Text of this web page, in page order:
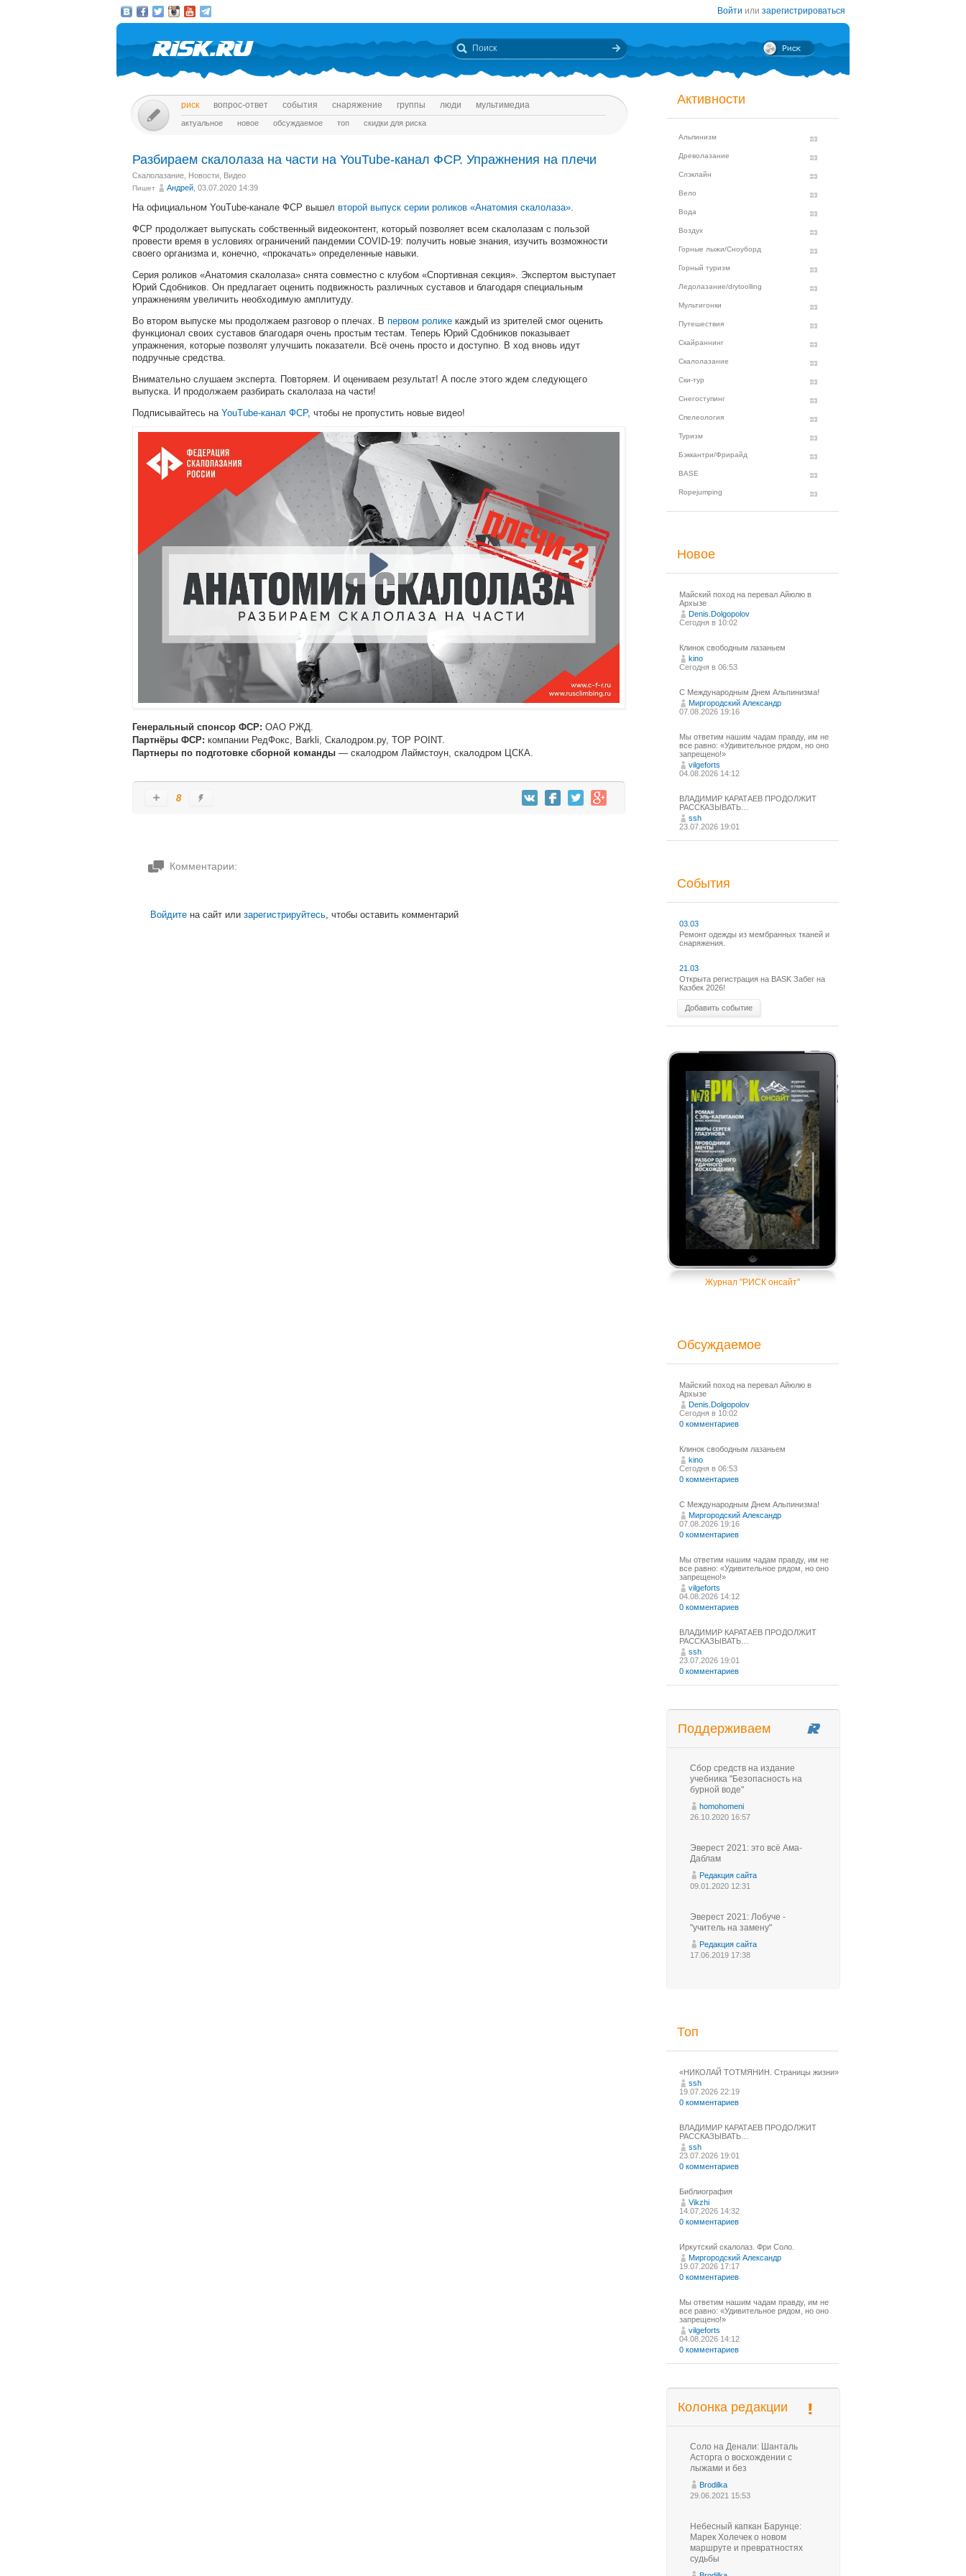
Войти или зарегистрироваться
риск вопрос-ответ события снаряжение группы люди мультимедиа
актуальное новое обсуждаемое топ скидки для риска
Разбираем скалолаза на части на YouTube-канал ФСР. Упражнения на плечи
Скалолазание Новости Видео
Пишет Андрей , 03.07.2020 14:39
На официальном YouTube-канале ФСР вышел второй выпуск серии роликов «Анатомия скалолаза».
ФСР продолжает выпускать собственный видеоконтент, который позволяет всем скалолазам с пользой
провести время в условиях ограничений пандемии COVID-19: получить новые знания, изучить возможности
своего организма и, конечно, «прокачать» определенные навыки.
Серия роликов «Анатомия скалолаза» снята совместно с клубом «Спортивная секция». Экспертом выступает
Юрий Сдобников. Он предлагает оценить подвижность различных суставов и благодаря специальным
упражнениям увеличить необходимую амплитуду.
Во втором выпуске мы продолжаем разговор о плечах. В первом ролике каждый из зрителей смог оценить
функционал своих суставов благодаря очень простым тестам. Теперь Юрий Сдобников показывает
упражнения, которые позволят улучшить показатели. Всё очень просто и доступно. В ход вновь идут
подручные средства.
Внимательно слушаем эксперта. Повторяем. И оцениваем результат! А после этого ждем следующего
выпуска. И продолжаем разбирать скалолаза на части!
Подписывайтесь на YouTube-канал ФСР, чтобы не пропустить новые видео!
Генеральный спонсор ФСР: ОАО РЖД.
Партнёры ФСР: компании РедФокс, Barkli, Скалодром.ру, TOP POINT.
Партнеры по подготовке сборной команды — скалодром Лаймстоун, скалодром ЦСКА.
8
Комментарии:
Войдите на сайт или зарегистрируйтесь , чтобы оставить комментарий
Активности
Альпинизм
Древолазание
Слэклайн
Вело
Вода
Воздух
Горные лыжи/Сноуборд
Горный туризм
Ледолазание/drytoolling
Мультигонки
Путешествия
Скайраннинг
Скалолазание
Ски-тур
Снегоступинг
Спелеология
Туризм
Бэккантри/Фрирайд
BASE
Ropejumping
Новое
Майский поход на перевал Айюлю в
Архызе
Denis.Dolgopolov
Сегодня в 10:02
Клинок свободным лазаньем
kino
Сегодня в 06:53
С Международным Днем Альпинизма!⁠
Миргородский Александр
07.08.2026 19:16
Мы ответим нашим чадам правду, им не
все равно: «Удивительное рядом, но оно
запрещено!»
vilgeforts
04.08.2026 14:12
ВЛАДИМИР КАРАТАЕВ ПРОДОЛЖИТ
РАССКАЗЫВАТЬ…
ssh
23.07.2026 19:01
События
03.03
Ремонт одежды из мембранных тканей и
снаряжения.
21.03
Открыта регистрация на BASK Забег на
Казбек 2026!
Добавить событие
Журнал "РИСК онсайт"
Обсуждаемое
Майский поход на перевал Айюлю в
Архызе
Denis.Dolgopolov
Сегодня в 10:02
0 комментариев
Клинок свободным лазаньем
kino
Сегодня в 06:53
0 комментариев
С Международным Днем Альпинизма!⁠
Миргородский Александр
07.08.2026 19:16
0 комментариев
Мы ответим нашим чадам правду, им не
все равно: «Удивительное рядом, но оно
запрещено!»
vilgeforts
04.08.2026 14:12
0 комментариев
ВЛАДИМИР КАРАТАЕВ ПРОДОЛЖИТ
РАССКАЗЫВАТЬ…
ssh
23.07.2026 19:01
0 комментариев
Поддерживаем
Сбор средств на издание
учебника "Безопасность на
бурной воде"
homohomeni
26.10.2020 16:57
Эверест 2021: это всё Ама-
Даблам
Редакция сайта
09.01.2020 12:31
Эверест 2021: Лобуче -
"учитель на замену"
Редакция сайта
17.06.2019 17:38
Топ
«НИКОЛАЙ ТОТМЯНИН. Страницы жизни»
ssh
19.07.2026 22:19
0 комментариев
ВЛАДИМИР КАРАТАЕВ ПРОДОЛЖИТ
РАССКАЗЫВАТЬ…
ssh
23.07.2026 19:01
0 комментариев
Библиография
Vikzhi
14.07.2026 14:32
0 комментариев
Иркутский скалолаз. Фри Соло.
Миргородский Александр
19.07.2026 17:17
0 комментариев
Мы ответим нашим чадам правду, им не
все равно: «Удивительное рядом, но оно
запрещено!»
vilgeforts
04.08.2026 14:12
0 комментариев
Колонка редакции
Соло на Денали: Шанталь
Асторга о восхождении с
лыжами и без
Brodilka
29.06.2021 15:53
Небесный капкан Барунце:
Марек Холечек о новом
маршруте и превратностях
судьбы